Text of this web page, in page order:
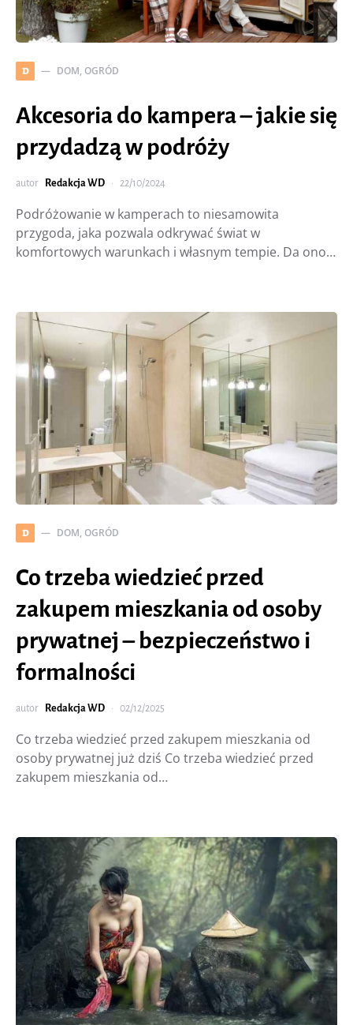
D DOM, OGRÓD
Akcesoria do kampera – jakie się
przydadzą w podróży
autor Redakcja WD 22/10/2024
Podróżowanie w kamperach to niesamowita
przygoda, jaka pozwala odkrywać świat w
komfortowych warunkach i własnym tempie. Da ono…
D DOM, OGRÓD
Co trzeba wiedzieć przed
zakupem mieszkania od osoby
prywatnej – bezpieczeństwo i
formalności
autor Redakcja WD 02/12/2025
Co trzeba wiedzieć przed zakupem mieszkania od
osoby prywatnej już dziś Co trzeba wiedzieć przed
zakupem mieszkania od…